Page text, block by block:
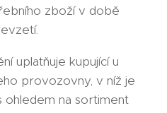
zboží v době
uplatňuje kupující u
provozovny, v níž je
ohledem na sortiment